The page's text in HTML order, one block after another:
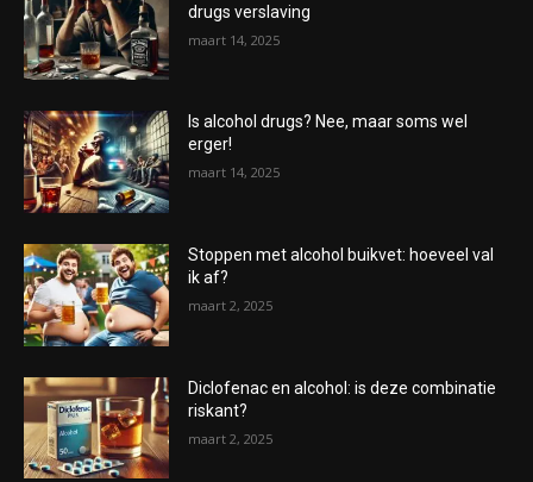
drugs verslaving
maart 14, 2025
Is alcohol drugs? Nee, maar soms wel
erger!
maart 14, 2025
Stoppen met alcohol buikvet: hoeveel val
ik af?
maart 2, 2025
Diclofenac en alcohol: is deze combinatie
riskant?
maart 2, 2025